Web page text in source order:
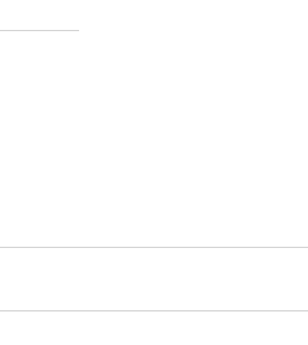
VETERINARIA
ANIMADOS